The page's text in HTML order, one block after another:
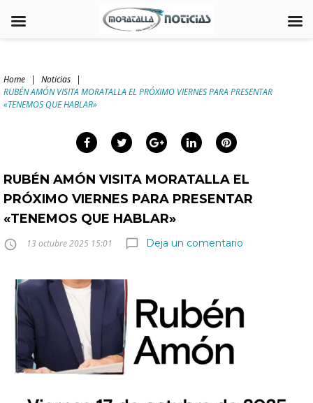
to
content
Home | Noticias
|
RUBÉN AMÓN VISITA MORATALLA EL PRÓXIMO VIERNES PARA PRESENTAR
«TENEMOS QUE HABLAR»
FacebookTwitterGoogle+LinkedInPinterest
RUBÉN AMÓN VISITA MORATALLA EL
PRÓXIMO VIERNES PARA PRESENTAR
«TENEMOS QUE HABLAR»
access_time 13 octubre 2025 15:01 chat_bubble_outline Deja un comentario